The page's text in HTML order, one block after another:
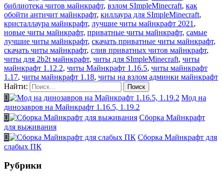
библиотека читов майнкрафт, взлом SImpleMinecraft, как
обойти античит майнкрафт, киллаура для SImpleMinecraft,
кристаллаура майнкрафт, лучшие читы майнкрафт 2021 ,
новые читы майнкрафт, приватные читы майнкрафт, самые
лучшие читы майнкрафт, скачать приватные читы майнкрафт,
скачать читы майнкрафт, слив приватных читов майнкрафт,
читы для 2b2t майнкрафт, читы для SImpleMinecraft, читы
майнкрафт 1.12.2, читы Майнкрафт 1.16.5, читы майнкрафт
1.17, читы майнкрафт 1.18, читы на взлом админки майнкрафт
Найти:
Мод на
динозавров на Майнкрафт 1.16.5, 1.19.2
Сборка Майнкрафт
для выживания
Сборка Майнкрафт для
слабых ПК
Рубрики